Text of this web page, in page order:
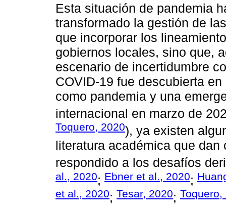
Esta situación de pandemia
transformado la gestión de
que incorporar los
gobiernos locales, sino que,
escenario de incertidumbre
COVID-19 fue descubierta
como pandemia y una
internacional en marzo de
Toquero, 2020), ya existen
literatura académica que
respondido a los desafíos
al., 2020; Ebner et al., 2020;
et al., 2020; Tesar, 2020; Toquero,